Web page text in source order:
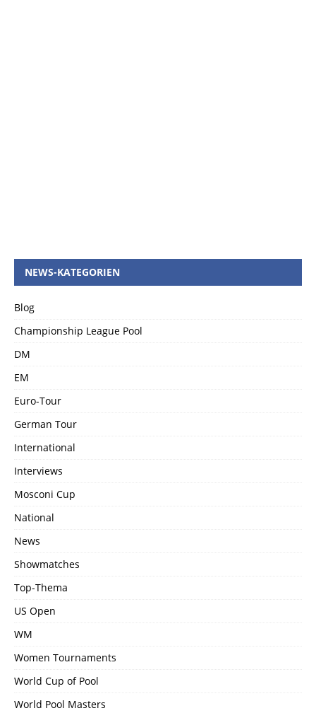
NEWS-KATEGORIEN
Blog
Championship League Pool
DM
EM
Euro-Tour
German Tour
International
Interviews
Mosconi Cup
National
News
Showmatches
Top-Thema
US Open
WM
Women Tournaments
World Cup of Pool
World Pool Masters